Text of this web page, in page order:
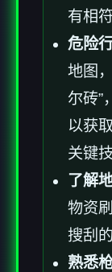
有相
危险
地图
尔砖”
以获
关键
了解
物资
搜刮
熟悉